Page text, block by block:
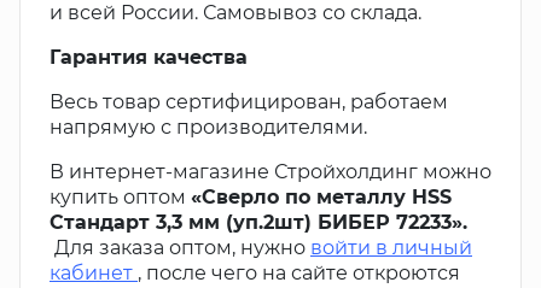
и всей России. Самовывоз со склада.
Гарантия качества
Весь товар сертифицирован, работаем
напрямую с производителями.
В интернет-магазине Стройхолдинг можно
купить оптом «Сверло по металлу HSS
Стандарт 3,3 мм (уп.2шт) БИБЕР 72233».
Для заказа оптом, нужно войти в личный
кабинет , после чего на сайте откроются